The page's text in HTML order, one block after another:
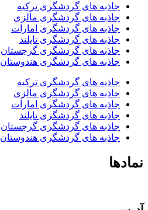
جاذبه های گردشگری ترکیه
جاذبه های گردشگری مالزی
جاذبه های گردشگری امارات
جاذبه های گردشگری تایلند
جاذبه های گردشگری گرجستان
جاذبه های گردشگری هندوستان
جاذبه های گردشگری ترکیه
جاذبه های گردشگری مالزی
جاذبه های گردشگری امارات
جاذبه های گردشگری تایلند
جاذبه های گردشگری گرجستان
جاذبه های گردشگری هندوستان
نمادها